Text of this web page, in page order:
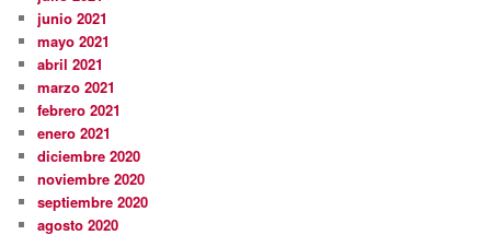
junio 2021
mayo 2021
abril 2021
marzo 2021
febrero 2021
enero 2021
diciembre 2020
noviembre 2020
septiembre 2020
agosto 2020